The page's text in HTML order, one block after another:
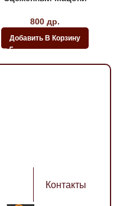
800 др.
Добавить В Корзину
Контакты